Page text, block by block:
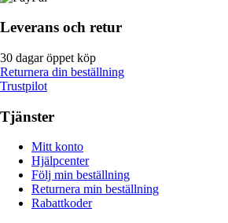
Leverans och retur
30 dagar öppet köp
Returnera din beställning
Trustpilot
Tjänster
Mitt konto
Hjälpcenter
Följ min beställning
Returnera min beställning
Rabattkoder